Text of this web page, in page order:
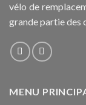
vélo de
grande partie des
MENU